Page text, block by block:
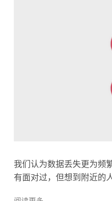
我们认为数据丢失更为频
有面对过，但想到附近的